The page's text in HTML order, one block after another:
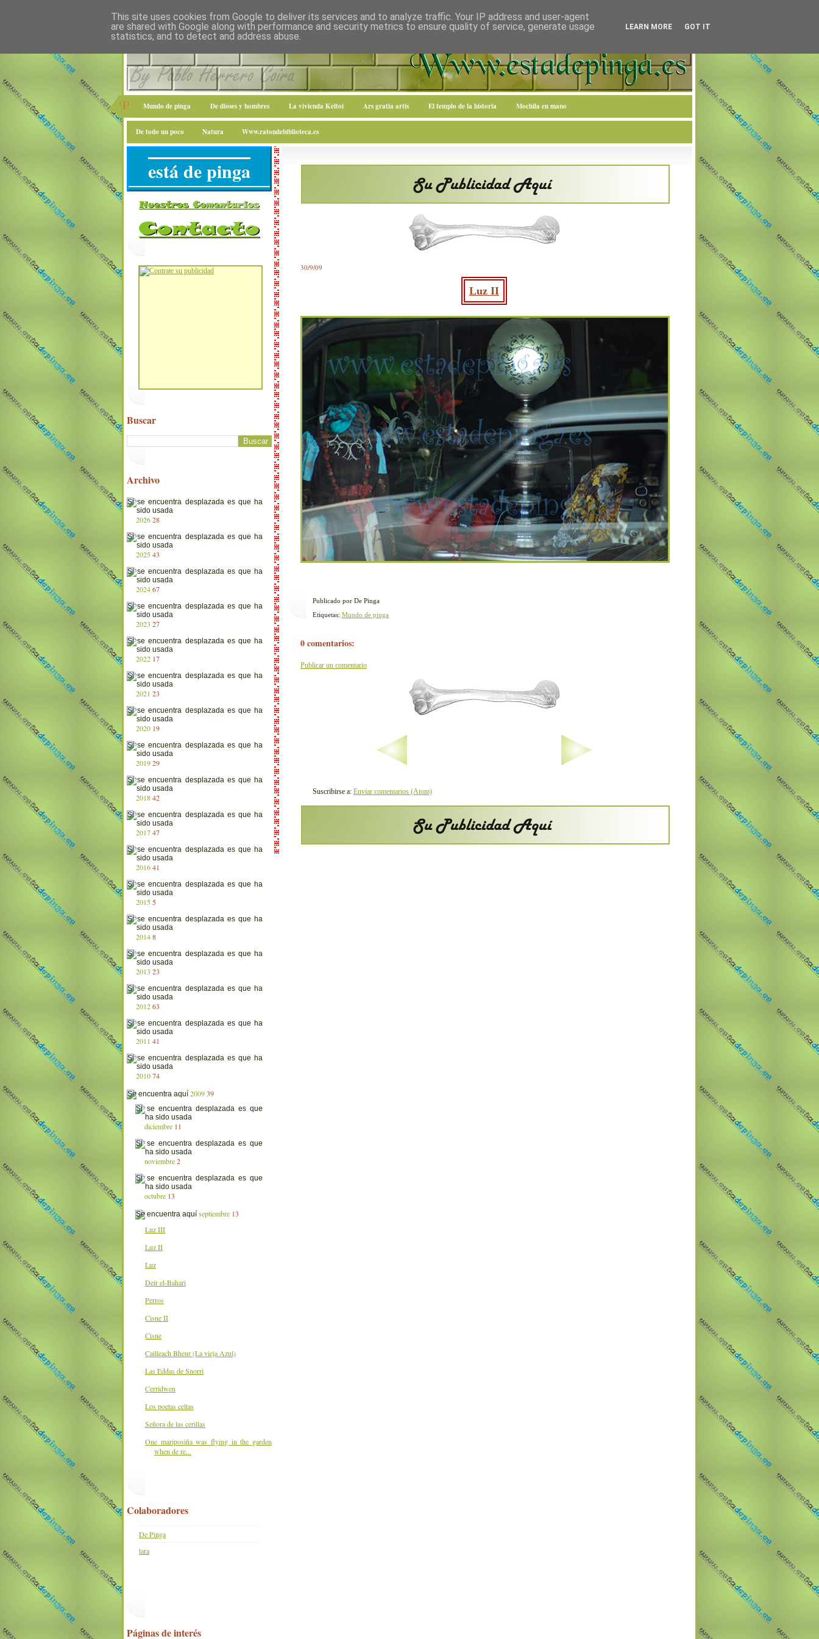
Mundo de pinga De dioses y hombres La vivienda Keltoi Ars gratia artis El templo de la historia Mochila en mano
De todo un poco Natura Www.ratondebiblioteca.es
30/9/09
Luz II
Publicado por De Pinga
Etiquetas: Mundo de pinga
0 comentarios:
Publicar un comentario
Suscribirse a: Enviar comentarios (Atom)
está de pinga
Buscar
Archivo
202628
202543
202467
2023 27
2022 17
2021 23
2020 19
201929
201842
201747
201641
2015 5
20148
2013 23
201263
2011 41
201074
200939
diciembre 11
noviembre 2
octubre 13
septiembre 13
Luz III
Luz II
Luz
Deir el-Bahari
Perros
Cisne II
Cisne
Cailleach Bheur (La vieja Azul)
Las Eddas de Snorri
Cerridwen
Los poetas celtas
Señora de las cerillas
One mariposiña was flying in the garden
when de re...
Colaboradores
De Pinga
lara
Páginas de interés
This site uses cookies from Google to deliver its services and to analyze traffic. Your IP address and user-agent
are shared with Google along with performance and security metrics to ensure quality of service, generate usage
statistics, and to detect and address abuse.
LEARN MORE GOT IT